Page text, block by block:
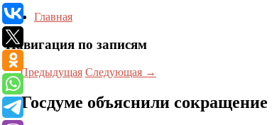
Главная
Навигация по записям
←Предыдущая Следующая →
В Госдуме объяснили